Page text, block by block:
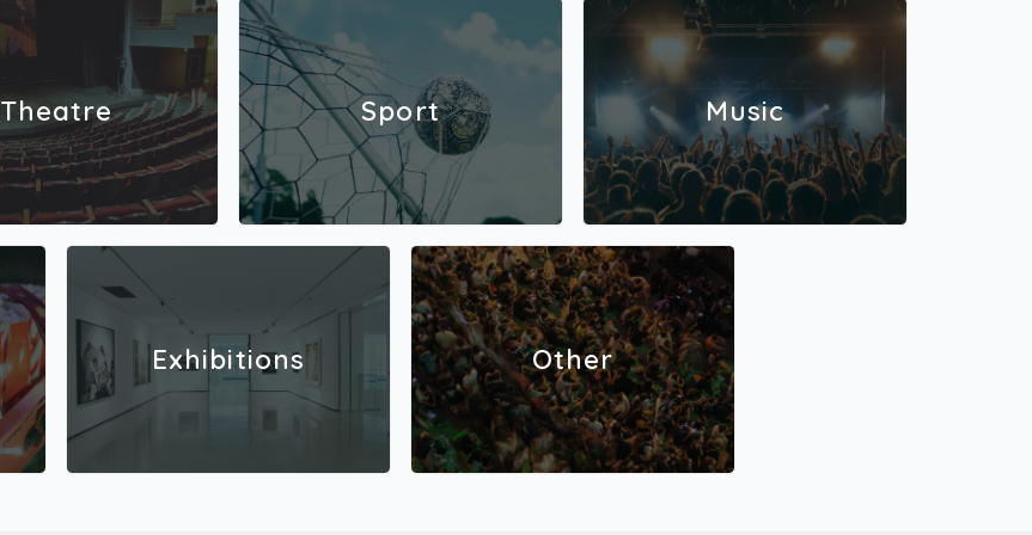
omediateatterin Lipputoimistosta ja Kulttuurimyymälä Aplodi
sta!Joustolippu Viiden euron lisähinnalla voi ostaa joustolipu
n. Joustolippu oikeuttaa vaihtamaan lipun samanhintaisen hi
ntaryhmän lippuun vielä esitystä edeltävänä päivänä ilman v
aihtomaksua.Vaihtomaksu ilman joustoa 10€/lippu.RyhmätR
yhmien lippu- ja ruokailuvaraukset vain Komediateatterin Li
pputoimistosta puh. 0207 288 388.Ryhmäalennukset ja -ruo
kailut yli 20 hengen ryhmille.
Theatre Sport Music
Exhibitions Other